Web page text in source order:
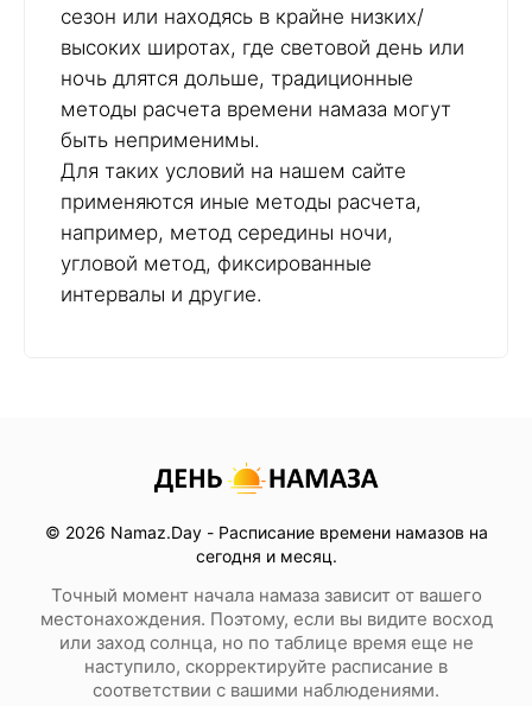
сезон или находясь в крайне низких/
высоких широтах, где световой день или
ночь длятся дольше, традиционные
методы расчета времени намаза могут
быть неприменимы.
Для таких условий на нашем сайте
применяются иные методы расчета,
например, метод середины ночи,
угловой метод, фиксированные
интервалы и другие.
© 2026 Namaz.Day - Расписание времени намазов на
сегодня и месяц.
Точный момент начала намаза зависит от вашего
местонахождения. Поэтому, если вы видите восход
или заход солнца, но по таблице время еще не
наступило, скорректируйте расписание в
соответствии с вашими наблюдениями.